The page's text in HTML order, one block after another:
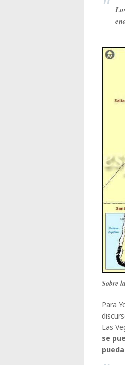
Sobre
Para
Las
se